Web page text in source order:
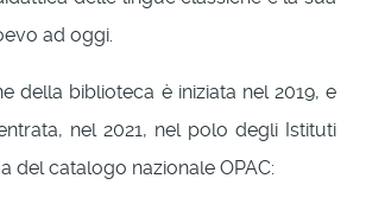
ad oggi.
della biblioteca è iniziata nel 2019, e
nel 2021, nel polo degli Istituti
del catalogo nazionale OPAC: